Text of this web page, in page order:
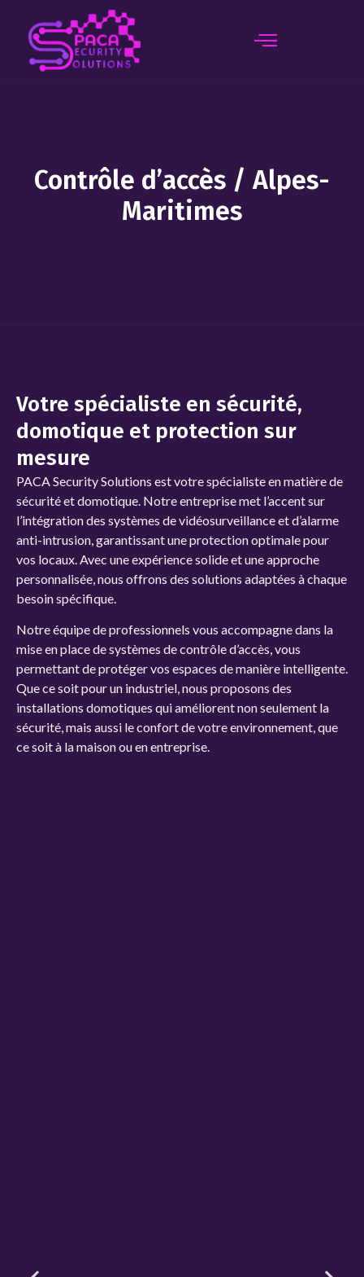
principal
Contrôle d’accès / Alpes-
Maritimes
Votre spécialiste en sécurité,
domotique et protection sur
mesure
PACA Security Solutions est votre spécialiste en matière de
sécurité et domotique. Notre entreprise met l’accent sur
l’intégration des systèmes de vidéosurveillance et d’alarme
anti-intrusion, garantissant une protection optimale pour
vos locaux. Avec une expérience solide et une approche
personnalisée, nous offrons des solutions adaptées à chaque
besoin spécifique.
Notre équipe de professionnels vous accompagne dans la
mise en place de systèmes de contrôle d’accès, vous
permettant de protéger vos espaces de manière intelligente.
Que ce soit pour un industriel, nous proposons des
installations domotiques qui améliorent non seulement la
sécurité, mais aussi le confort de votre environnement, que
ce soit à la maison ou en entreprise.